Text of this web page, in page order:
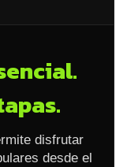
disfrutar
desde el